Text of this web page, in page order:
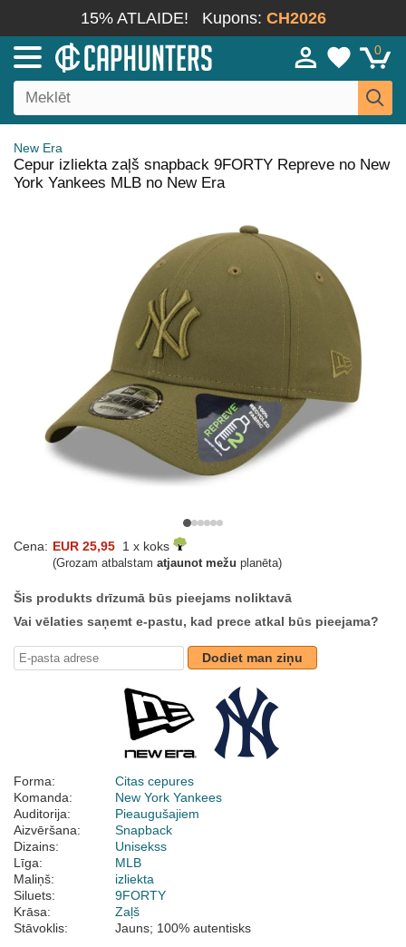
15% ATLAIDE! Kupons: CH2026
0
New Era
Cepur izliekta zaļš snapback 9FORTY Repreve no New
York Yankees MLB no New Era
Cena: EUR 25,95 1 x koks
(Grozam atbalstam atjaunot mežu planēta)
Šis produkts drīzumā būs pieejams noliktavā
Vai vēlaties saņemt e-pastu, kad prece atkal būs pieejama?
Dodiet man ziņu
Forma:
Citas cepures
Komanda:
New York Yankees
Auditorija:
Pieaugušajiem
Aizvēršana:
Snapback
Dizains:
Unisekss
Līga:
MLB
Maliņš:
izliekta
Siluets:
9FORTY
Krāsa:
Zaļš
Stāvoklis:
Jauns; 100% autentisks